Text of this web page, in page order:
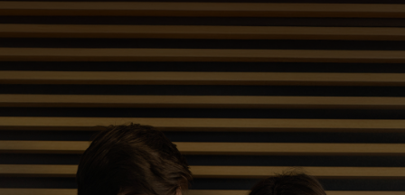
Za vas
Za poslovanje
Za svijet